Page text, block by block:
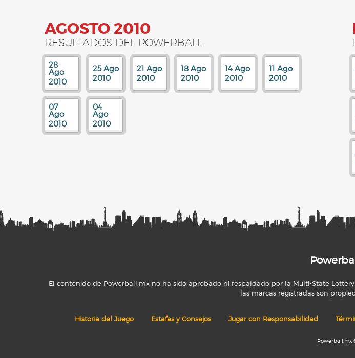
AGOSTO 2010
RESULTADOS DEL POWERBALL
28
Ago
2010
25 Ago
2010
21 Ago
2010
18 Ago
2010
14 Ago
2010
11 Ago
2010
07
Ago
2010
04
Ago
2010
El contenido de Powerball.mx no ha sido aprobado ni respaldado por la Multi-State
las marcas registradas son
Historia del Juego Estafas y Consejos Jugar con Responsabilidad
Powerball.mx